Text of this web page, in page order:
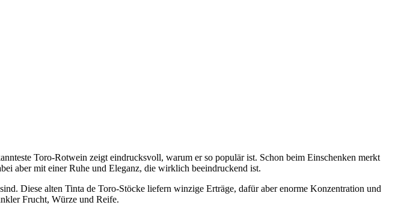
Toro-Rotwein zeigt eindrucksvoll, warum er so populär ist. Schon beim Einschenken merkt
aber mit einer Ruhe und Eleganz, die wirklich beeindruckend ist.
Diese alten Tinta de Toro-Stöcke liefern winzige Erträge, dafür aber enorme Konzentration und
Frucht, Würze und Reife.